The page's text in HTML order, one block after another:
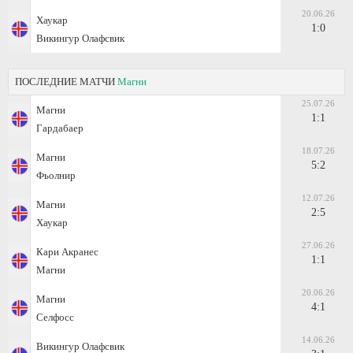
Хаукар
Викингур Олафсвик
20.06.26
1:0
ПОСЛЕДНИЕ МАТЧИ Магни
Магни
Гардабаер
25.07.26
1:1
Магни
Фьолнир
18.07.26
5:2
Магни
Хаукар
12.07.26
2:5
Кари Акранес
Магни
27.06.26
1:1
Магни
Селфосс
20.06.26
4:1
Викингур Олафсвик
14.06.26